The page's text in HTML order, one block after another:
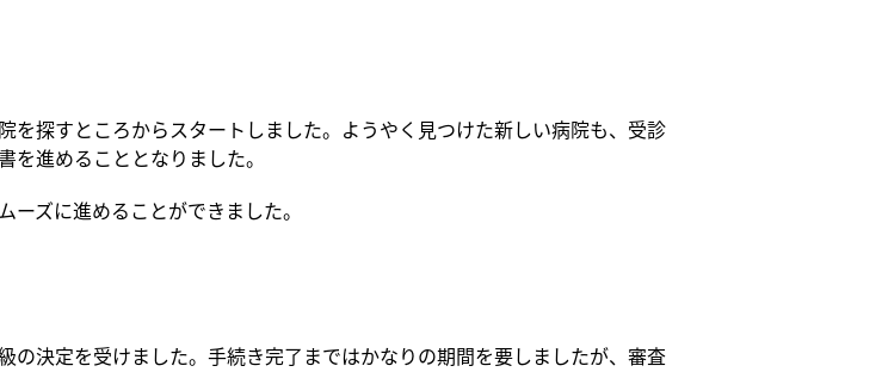
を探すところからスタートしました。ようやく見つけた新しい病院も、受診
進めることとなりました。
ズに進めることができました。
決定を受けました。手続き完了まではかなりの期間を要しましたが、審査